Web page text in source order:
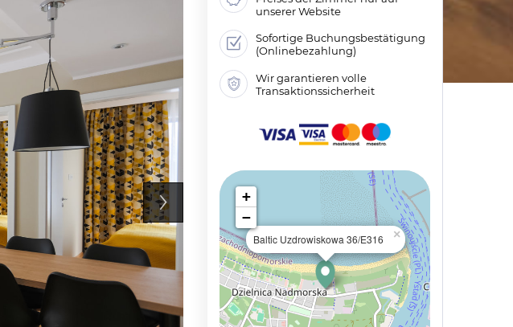
unserer Website
Sofortige Buchungsbestätigung
(Onlinebezahlung)
Wir garantieren volle
Transaktionssicherheit
Baltic Uzdrowiskowa 36/E316 ×
+
−